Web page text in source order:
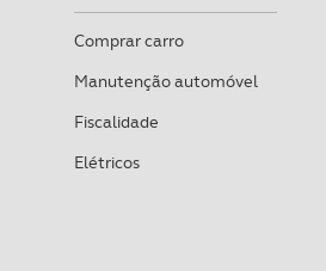
Comprar carro
Manutenção automóvel
Fiscalidade
Elétricos